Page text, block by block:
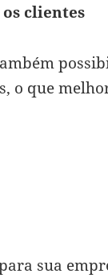
clientes
o que
sua